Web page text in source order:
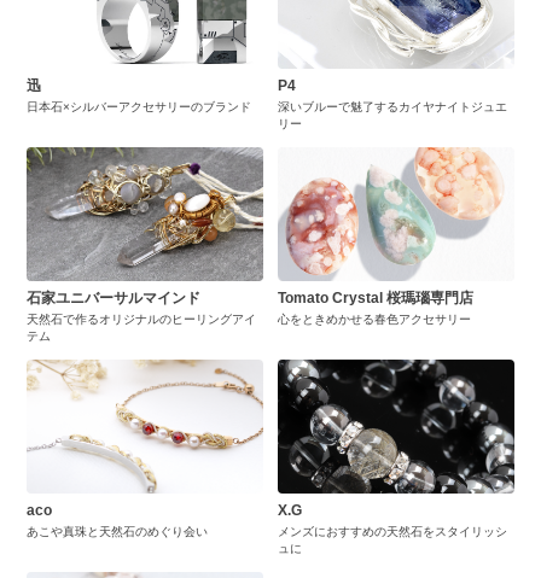
迅
日本石×シルバーアクセサリーのブランド
P4
深いブルーで魅了するカイヤナイトジュエ
リー
石家ユニバーサルマインド
天然石で作るオリジナルのヒーリングアイ
テム
Tomato Crystal 桜瑪瑙専門店
心をときめかせる春色アクセサリー
aco
あこや真珠と天然石のめぐり会い
X.G
メンズにおすすめの天然石をスタイリッシ
ュに